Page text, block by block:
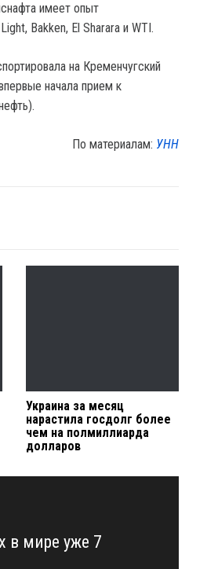
имеет опыт
Bakken, El Sharara и WTI.
на Кременчугский
начала прием к
По материалам: УНН
Украина за месяц
нарастила госдолг более
чем на полмиллиарда
долларов
в мире уже 7